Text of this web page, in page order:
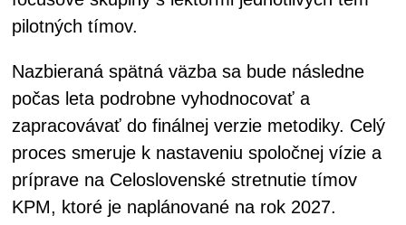
pilotných tímov.
Nazbieraná spätná väzba sa bude následne
počas leta podrobne vyhodnocovať a
zapracovávať do finálnej verzie metodiky. Celý
proces smeruje k nastaveniu spoločnej vízie a
príprave na Celoslovenské stretnutie tímov
KPM, ktoré je naplánované na rok 2027.